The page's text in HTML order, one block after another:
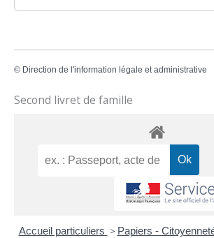
© Direction de l'information légale et administrative
Second livret de famille
Accueil particuliers > Papiers -